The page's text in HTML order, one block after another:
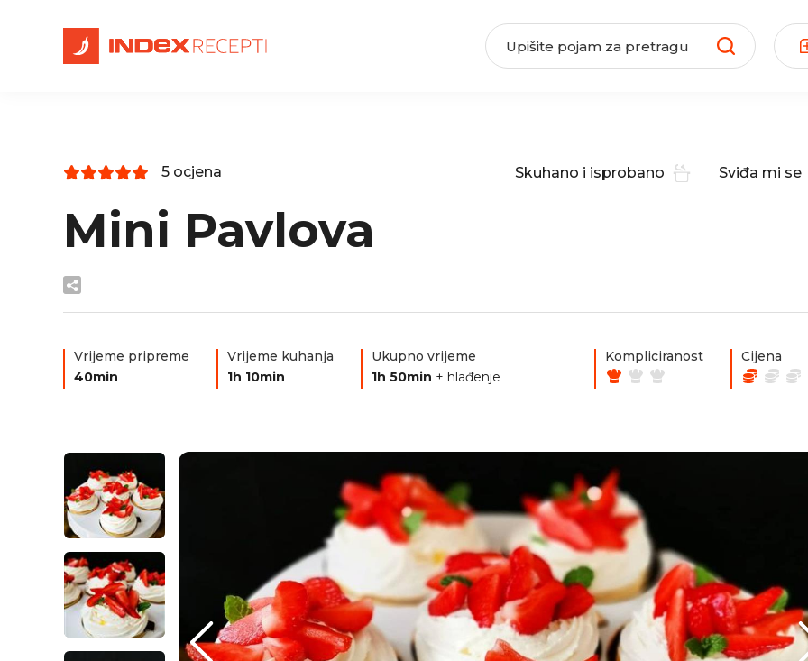
5 ocjena Skuhano i isprobano Sviđa mi se
Mini Pavlova
Vrijeme pripreme
40min
Vrijeme kuhanja
1h 10min
Ukupno vrijeme
1h 50min + hlađenje
Kompliciranost Cijena